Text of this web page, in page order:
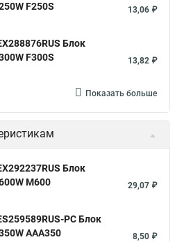
F250S
13,06 ₽
Блок
F300S
13,82 ₽
Показать больше
Блок
M600
29,07 ₽
PC Блок
AAA350
8,50 ₽